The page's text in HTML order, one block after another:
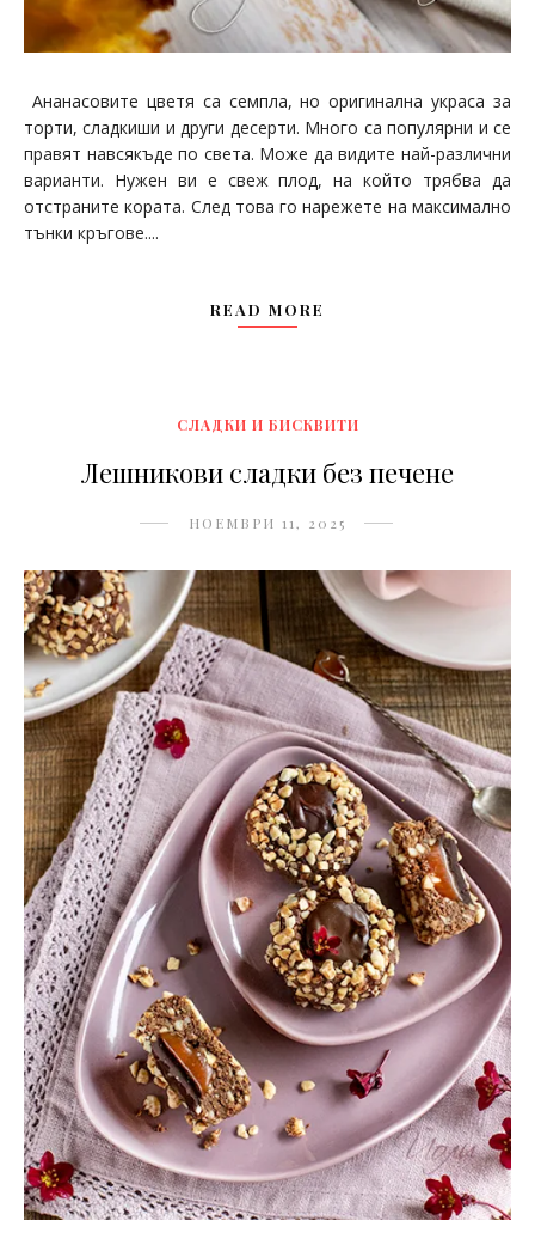
Ананасовите цветя са семпла, но оригинална украса за
торти, сладкиши и други десерти. Много са популярни и се
правят навсякъде по света. Може да видите най-различни
варианти. Нужен ви е свеж плод, на който трябва да
отстраните кората. След това го нарежете на максимално
тънки кръгове....
READ MORE
СЛАДКИ И БИСКВИТИ
Лешникови сладки без печене
НОЕМВРИ 11, 2025